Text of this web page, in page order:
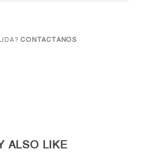
CONTACTANOS
ALSO LIKE